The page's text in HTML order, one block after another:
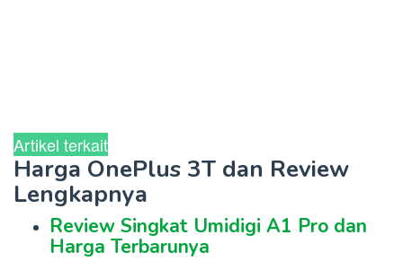
Artikel terkait
Harga OnePlus 3T dan Review
Lengkapnya
Review Singkat Umidigi A1 Pro dan
Harga Terbarunya